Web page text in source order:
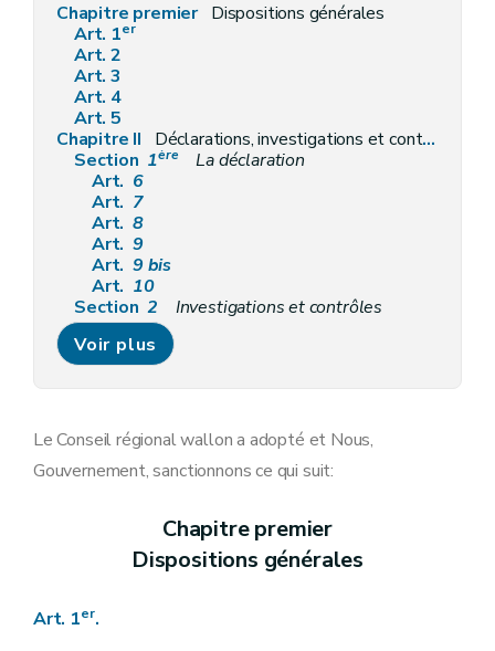
Chapitre premier Dispositions générales
Art. 1er
Art. 2
Art. 3
Art. 4
Art. 5
Chapitre II
Déclarations, investigations et contrôles, et moyens de preuve
Section 1ère
La déclaration
Art. 6
Art. 7
Art. 8
Art. 9
Art. 9 bis
Art. 10
Section2
Investigations et contrôles
Art.11
Art.11
bis
Art.11ter
Art. 12
Art. 12bis
Art. 12ter
Art. 12quinquies
Procédure de taxation
Section première Rectification de la déclaration
Section 2
Voir plus
Le Conseil régional wallon a adopté et Nous,
Gouvernement, sanctionnons ce qui suit:
Chapitre premier
Dispositions générales
Art. 1er.